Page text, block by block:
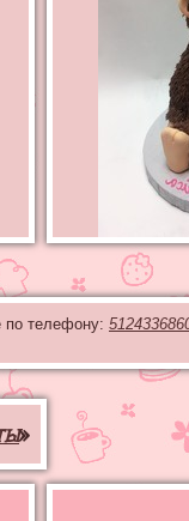
по телефону:
»